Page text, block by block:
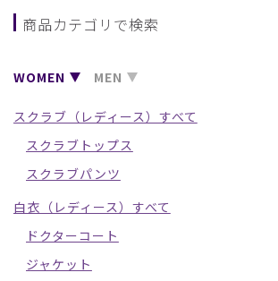
商品カテゴリで検索
WOMEN MEN
スクラブ（レディース）すべて
スクラブトップス
スクラブパンツ
白衣（レディース）すべて
ドクターコート
ジャケット